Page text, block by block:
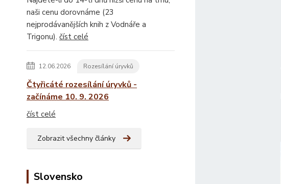
naši cenu dorovnáme (23
nejprodávanějších knih z Vodnáře a
Trigonu). číst celé
12.06.2026 Rozesílání úryvků
Čtyřicáté rozesílání úryvků -
začínáme 10. 9. 2026
číst celé
Zobrazit všechny články
Slovensko